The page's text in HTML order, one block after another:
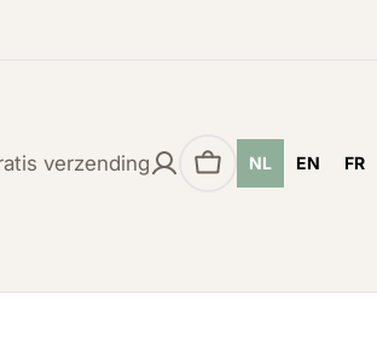
verzending
Winkelwagen
NL EN FR